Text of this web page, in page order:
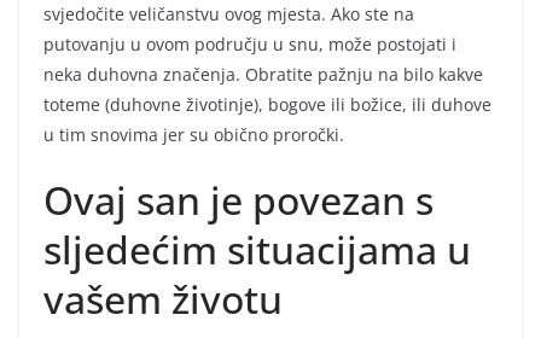
svjedočite veličanstvu ovog mjesta. Ako ste na
putovanju u ovom području u snu, može postojati i
neka duhovna značenja. Obratite pažnju na bilo kakve
toteme (duhovne životinje), bogove ili božice, ili duhove
u tim snovima jer su obično proročki.
Ovaj san je povezan s
sljedećim situacijama u
vašem životu